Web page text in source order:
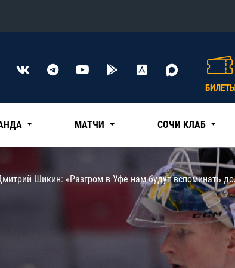
Конференция «Восток»
Трактор
МАТЧИ СОЧИ КЛАБ
Шикин: «Разгром в Уфе нам будут вспоминать